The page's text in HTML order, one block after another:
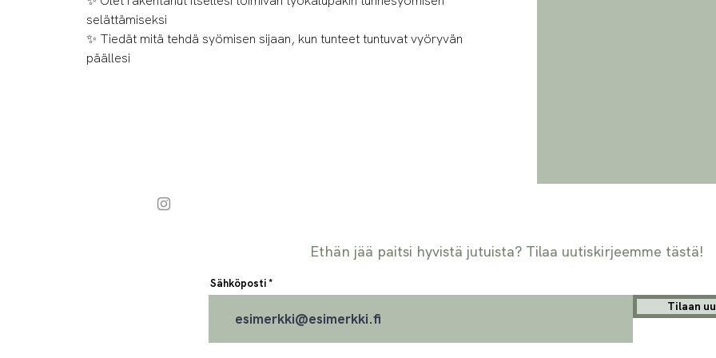
selättämiseksi
✨ Tiedät mitä tehdä syömisen sijaan, kun tunteet tuntuvat vyöryvän
päällesi
Ethän jää paitsi hyvistä jutuista? Tilaa uutiskirjeemme tästä!
Sähköposti
Tilaan